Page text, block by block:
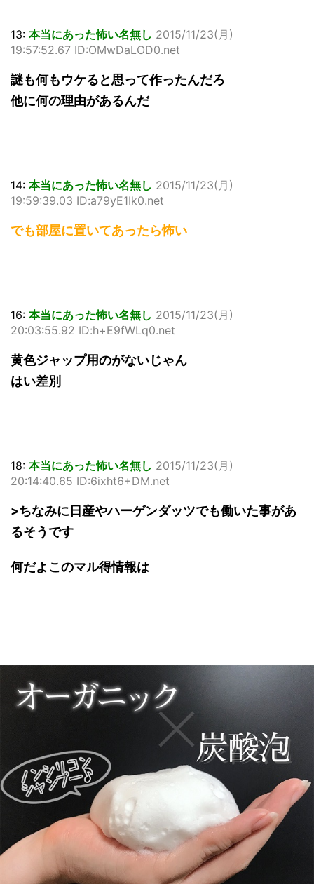
13: 本当にあった怖い名無し 2015/11/23(月)
19:57:52.67 ID:OMwDaLOD0.net
謎も何もウケると思って作ったんだろ
他に何の理由があるんだ
14: 本当にあった怖い名無し 2015/11/23(月)
19:59:39.03 ID:a79yE1Ik0.net
でも部屋に置いてあったら怖い
16: 本当にあった怖い名無し 2015/11/23(月)
20:03:55.92 ID:h+E9fWLq0.net
黄色ジャップ用のがないじゃん
はい差別
18: 本当にあった怖い名無し 2015/11/23(月)
20:14:40.65 ID:6ixht6+DM.net
>ちなみに日産やハーゲンダッツでも働いた事があ
るそうです
何だよこのマル得情報は